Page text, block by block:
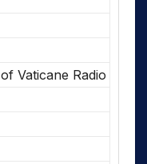
Vaticane Radio